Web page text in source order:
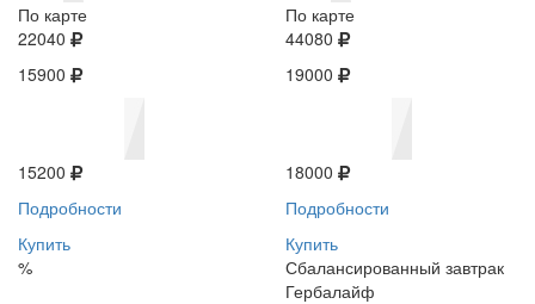
По карте
22040
15900
15200
Подробности
Купить
%
По карте
44080
19000
18000
Подробности
Купить
Сбалансированный завтрак
Гербалайф